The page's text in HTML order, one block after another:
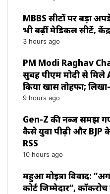
MBBS सीटों पर बड़ा
भी बढ़ीं मेडिकल सीटें, केंद्र
3 hours ago
PM Modi Raghav
सुबह पीएम मोदी से मिले
किया खास तोहफा;
9 hours ago
Gen-Z की नब्ज समझ
कैसे युवा पीढ़ी और BJP
RSS
10 hours ago
महुआ मोइत्रा विवाद:
कोर्ट जिम्मेदार”,